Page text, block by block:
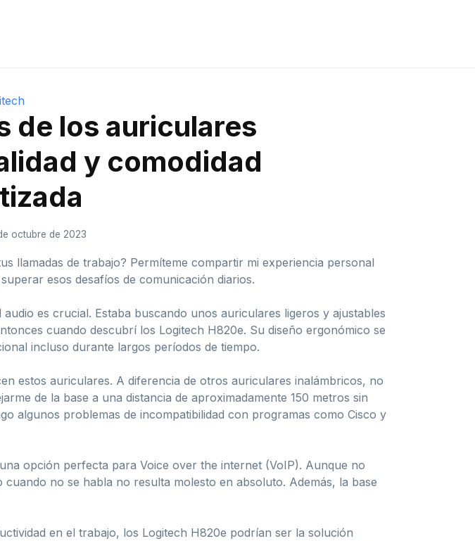
de los auriculares
y comodidad
octubre de 2023
llamadas de trabajo? Permíteme compartir mi experiencia personal
esos desafíos de comunicación diarios.
es crucial. Estaba buscando unos auriculares ligeros y ajustables
cuando descubrí los Logitech H820e. Su diseño ergonómico se
incluso durante largos períodos de tiempo.
estos auriculares. A diferencia de otros auriculares inalámbricos, no
de la base a una distancia de aproximadamente 150 metros sin
algunos problemas de incompatibilidad con programas como Cisco y
opción perfecta para Voice over the internet (VoIP). Aunque no
no se habla no resulta molesto en absoluto. Además, la base
en el trabajo, los Logitech H820e podrían ser la solución